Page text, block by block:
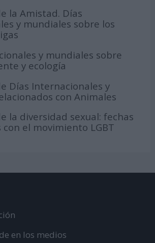
la Amistad. Días
y mundiales sobre los
y mundiales sobre
y ecología
Días Internacionales y
con Animales
la diversidad sexual: fechas
el movimiento LGBT
en los medios